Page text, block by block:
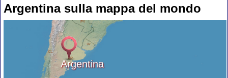
Argentina sulla mappa del mondo
Argentina